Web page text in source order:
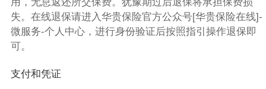
失。在线退保请进入华贵保险官方公众号[华贵保险在线]-
微服务-个人中心，进行身份验证后按照指引操作退保即
可。
支付和凭证